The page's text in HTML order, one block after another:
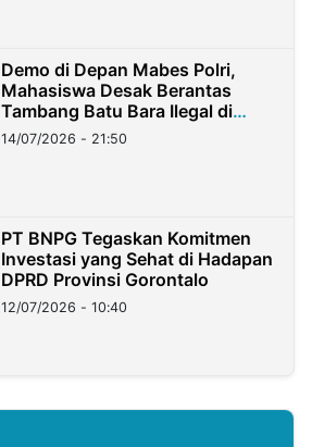
Demo di Depan Mabes Polri,
Mahasiswa Desak Berantas
Tambang Batu Bara Ilegal di
Lampung
14/07/2026 - 21:50
PT BNPG Tegaskan Komitmen
Investasi yang Sehat di Hadapan
DPRD Provinsi Gorontalo
12/07/2026 - 10:40